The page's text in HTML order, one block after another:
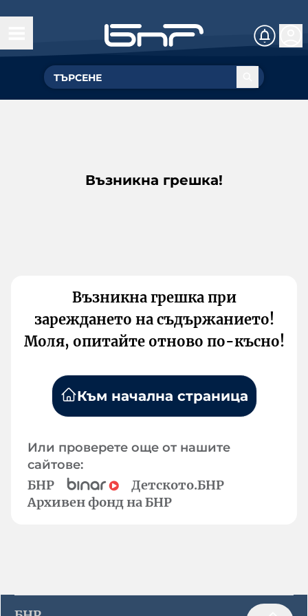
Възникна грешка!
Възникна грешка при
зареждането на съдържанието!
Моля, опитайте отново по-късно!
Към начална страница
Или проверете още от нашите
сайтове:
БНР
Детското.БНР
Архивен фонд на БНР